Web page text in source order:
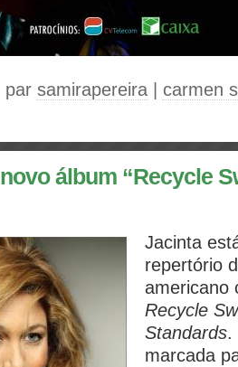
par samirapereira carmen
álbum “Recycle
Jacinta
repertório
americano
Recycle
Standards.
marcada